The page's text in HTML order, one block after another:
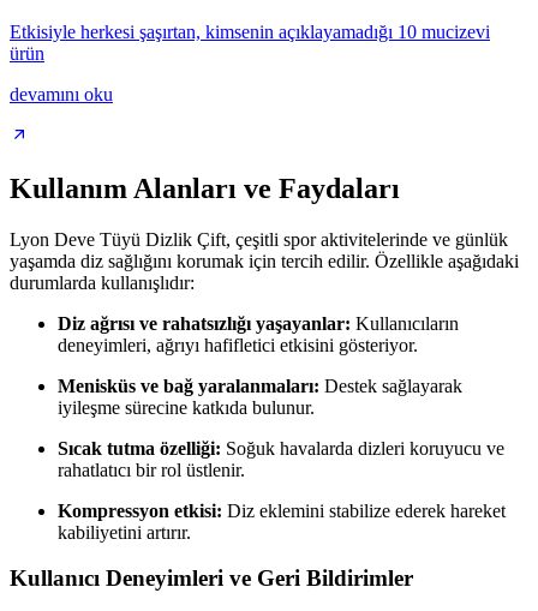
Etkisiyle herkesi şaşırtan, kimsenin açıklayamadığı 10 mucizevi
ürün
devamını oku
Kullanım Alanları ve Faydaları
Lyon Deve Tüyü Dizlik Çift, çeşitli spor aktivitelerinde ve günlük
yaşamda diz sağlığını korumak için tercih edilir. Özellikle aşağıdaki
durumlarda kullanışlıdır:
Diz ağrısı ve rahatsızlığı yaşayanlar: Kullanıcıların
deneyimleri, ağrıyı hafifletici etkisini gösteriyor.
Menisküs ve bağ yaralanmaları: Destek sağlayarak
iyileşme sürecine katkıda bulunur.
Sıcak tutma özelliği: Soğuk havalarda dizleri koruyucu ve
rahatlatıcı bir rol üstlenir.
Kompressyon etkisi: Diz eklemini stabilize ederek hareket
kabiliyetini artırır.
Kullanıcı Deneyimleri ve Geri Bildirimler